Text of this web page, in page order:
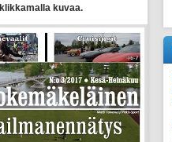
klikkamalla kuvaa.